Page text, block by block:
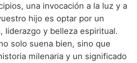
una invocación a la luz y a
hijo es optar por un
liderazgo y belleza espiritual.
solo suena bien, sino que
milenaria y un significado